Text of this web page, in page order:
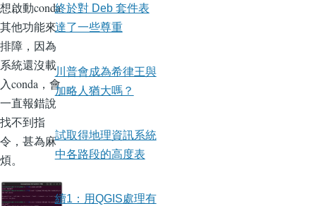
想啟動conda
其他功能來
排障，因為
系統還沒載
入conda，會
一直報錯說
找不到指
令，甚為麻
煩。
終於對 Deb 套件表
達了一些尊重
川普會成為希律王與
加略人猶大嗎？
試取得地理資訊系統
中各路段的高度表
續1：用QGIS處理有